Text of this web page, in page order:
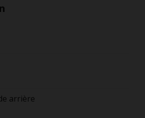
arrière